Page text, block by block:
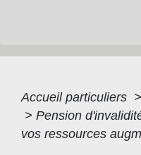
Accueil particuliers >
> Pension
vos ressources